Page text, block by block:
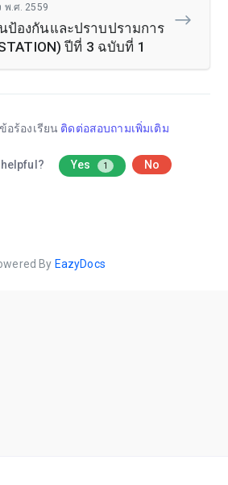
พ.ศ. 2559
ป้องกันและปราบปรามการ
ปีที่ 3 ฉบับที่ 1
ร้องเรียน ติดต่อสอบถามเพิ่มเติม
Yes 1 No
By EazyDocs